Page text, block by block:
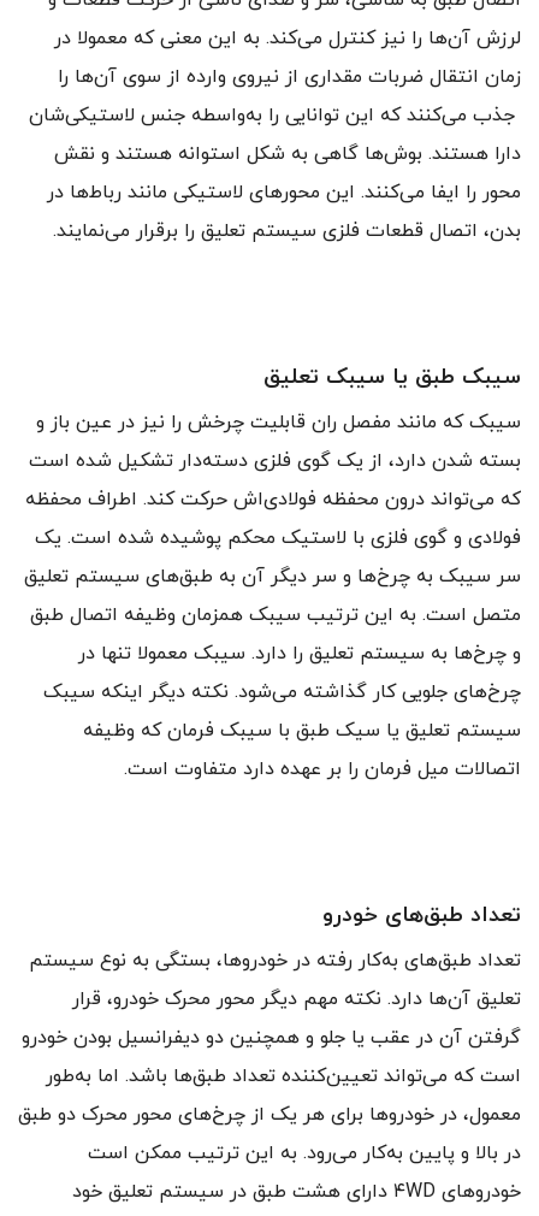
لرزش آن‌ها را نیز کنترل می‌کند. به این معنی که معمولا در
زمان انتقال ضربات مقداری از نیروی وارده از سوی آن‌ها را
جذب می‌کنند که این توانایی را به‌واسطه جنس لاستیکی‌شان
دارا هستند. بوش‌ها گاهی به شکل استوانه هستند و نقش
محور را ایفا می‌کنند. این محورهای لاستیکی مانند رباط‌ها در
بدن، اتصال قطعات فلزی سیستم تعلیق را برقرار می‌نمایند.
سیبک طبق یا سیبک تعلیق
سیبک که مانند مفصل ران قابلیت چرخش را نیز در عین باز و
بسته شدن دارد، از یک گوی فلزی دسته‌دار تشکیل شده است
که می‌تواند درون محفظه فولادی‌اش حرکت کند. اطراف محفظه
فولادی و گوی فلزی با لاستیک محکم پوشیده شده است. یک
سر سیبک به چرخ‌ها و سر دیگر آن به طبق‌های سیستم تعلیق
متصل است. به این ترتیب سیبک همزمان وظیفه اتصال طبق
و چرخ‌ها به سیستم تعلیق را دارد. سیبک معمولا تنها در
چرخ‌های جلویی کار گذاشته می‌شود. نکته دیگر اینکه سیبک
سیستم تعلیق یا سیک طبق با سیبک فرمان که وظیفه
اتصالات میل فرمان را بر عهده دارد متفاوت است.
تعداد طبق‌های خودرو
تعداد طبق‌های به‌کار رفته در خودروها، بستگی به نوع سیستم
تعلیق آن‌ها دارد. نکته مهم دیگر محور محرک خودرو، قرار
گرفتن آن در عقب یا جلو و همچنین دو دیفرانسیل بودن خودرو
است که می‌تواند تعیین‌کننده تعداد طبق‌ها باشد. اما به‌طور
معمول، در خودروها برای هر یک از چرخ‌های محور محرک دو طبق
در بالا و پایین به‌کار می‌رود. به این ترتیب ممکن است
خودروهای ۴WD دارای هشت طبق در سیستم تعلیق خود